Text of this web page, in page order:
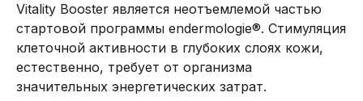
Vitality Booster является неотъемлемой частью
стартовой программы endermologie®. Стимуляция
клеточной активности в глубоких слоях кожи,
естественно, требует от организма
значительных энергетических затрат.